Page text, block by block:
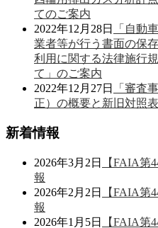
てのご案内
2022年12月28日
「自動
業者等が行う書面の保
利用に関する法律施行
て」のご案内
2022年12月27日
「審査
正）の概要と新旧対照
新着情報
2026年3月2日
【FAIA第
報
2026年2月2日
【FAIA第
報
2026年1月5日
【FAIA第